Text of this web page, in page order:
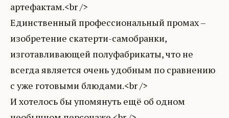
артефактам.<br />
Единственный профессиональный промах –
изобретение скатерти-самобранки,
изготавливающей полуфабрикаты, что не
всегда является очень удобным по сравнению
с уже готовыми блюдами.<br />
И хотелось бы упомянуть ещё об одном